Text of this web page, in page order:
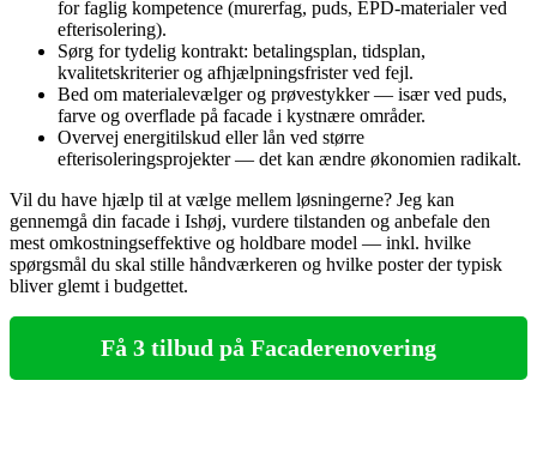
for faglig kompetence (murerfag, puds, EPD‑materialer ved
efterisolering).
Sørg for tydelig kontrakt: betalingsplan, tidsplan,
kvalitetskriterier og afhjælpningsfrister ved fejl.
Bed om materialevælger og prøvestykker — især ved puds,
farve og overflade på facade i kystnære områder.
Overvej energitilskud eller lån ved større
efterisoleringsprojekter — det kan ændre økonomien radikalt.
Vil du have hjælp til at vælge mellem løsningerne? Jeg kan
gennemgå din facade i Ishøj, vurdere tilstanden og anbefale den
mest omkostningseffektive og holdbare model — inkl. hvilke
spørgsmål du skal stille håndværkeren og hvilke poster der typisk
bliver glemt i budgettet.
Få 3 tilbud på Facaderenovering